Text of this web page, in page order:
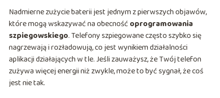
Nadmierne zużycie baterii jest jednym z pierwszych objawów,
które mogą wskazywać na obecność oprogramowania
szpiegowskiego. Telefony szpiegowane często szybko się
nagrzewają i rozładowują, co jest wynikiem działalności
aplikacji działających w tle. Jeśli zauważysz, że Twój telefon
zużywa więcej energii niż zwykle, może to być sygnał, że coś
jest nie tak.